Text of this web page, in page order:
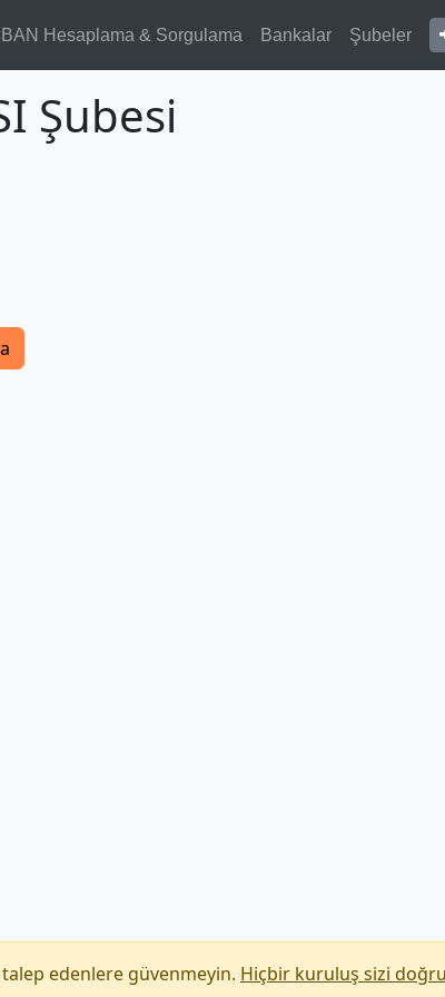
IBAN Hesaplama & Sorgulama Bankalar Şubeler
Şubesi
edenlere güvenmeyin. Hiçbir kuruluş sizi